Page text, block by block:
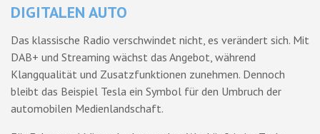
DIGITALEN AUTO
Das klassische Radio verschwindet nicht, es verändert sich. Mit
DAB+ und Streaming wächst das Angebot, während
Klangqualität und Zusatzfunktionen zunehmen. Dennoch
bleibt das Beispiel Tesla ein Symbol für den Umbruch der
automobilen Medienlandschaft.